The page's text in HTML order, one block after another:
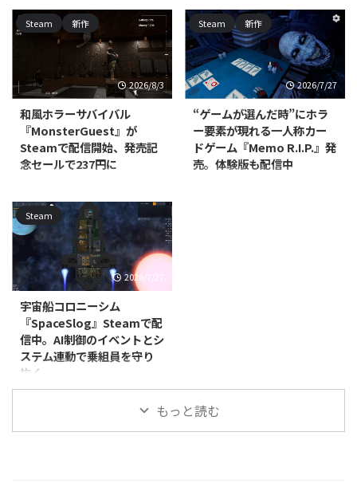
North Point Gamesが開発・パブ
リッシングを手がける
PC（Windows/Mac、Steam）向
けカジュアル・シミュレーション
『Office Aberrations』の体験版
が配信開始されました。本編の発
ており、正式な発売日はまだ発表
されていません。 本作は、無限
にループするオフィスの廊下を舞
台にした、一人称視点の間違い探
を細部まで観察し、通常の光景に
紛れ込んだ"アベレーション（異
常）"を見極めながら、唯一の脱
出方法を探っていきます ...
するPC（Steam）向けカジュア
ルミニゴルフ戦略ゲーム『Miney
Golf』が、2026年7月15日にリリ
ースされました。対応プラットフ
ォームはWindows/Mac/Linux
で、価格は800円です。 本作は、
コースの至る所に地雷を仕掛けて
パッティングを繰り広げるミニゴ
ルフです。物理演算に基づいたボ
ールの動きを利用しつつ、地雷を
使って地形を破壊したり対戦相手
Steam 新作
2026/8/3
和風ホラーサバイバル
『MonsterGuest』が
Steamで配信開始、発売記
念セールで237円に
PC（Steam）向けインディー・
シミュレーションゲーム
『MonsterGuest』が、2026年7月
22日に配信開始されました。あ
わせて発売記念セールも実施され
ており、通常価格395円（税込）
のところ、8月6日まで40％オフ
の237円（税込）で購入できま
す。 本作でプレイヤーは、村の
祭りで働くことになります。しか
し、会場には人間だけでなく、正
体を隠した怪物も入り混じってお
り、カメラと人形を使ってどちら
なのかを見分けなければなりませ
Steam 新作
2026/7/27
“ゲームが選んだ時”にホラ
ー要素が現れる一人称カー
ドゲーム『Memo R.I.P.』発
売。体験版も配信中
た進行システムが用意されてお
り、ふだんはカードの駆け引きを
Steam
2026/7/27
宇宙船コロニーシム
『SpaceSlog』Steamで配
信中。AI制御のイベントとシ
ステム連動で乗組員を守り
抜く
Produno Games Studiosは2026
年4月17日、宇宙船コロニーシミもっと読む